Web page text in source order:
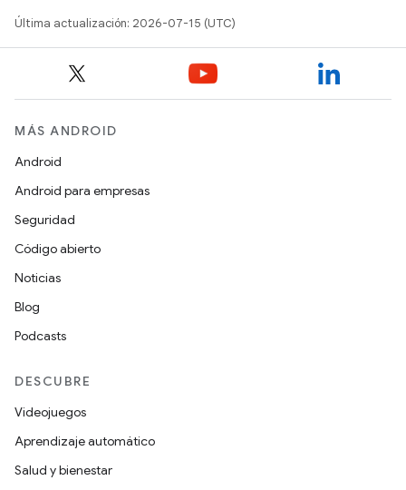
Última actualización: 2026-07-15 (UTC)
MÁS ANDROID
Android
Android para empresas
Seguridad
Código abierto
Noticias
Blog
Podcasts
DESCUBRE
Videojuegos
Aprendizaje automático
Salud y bienestar